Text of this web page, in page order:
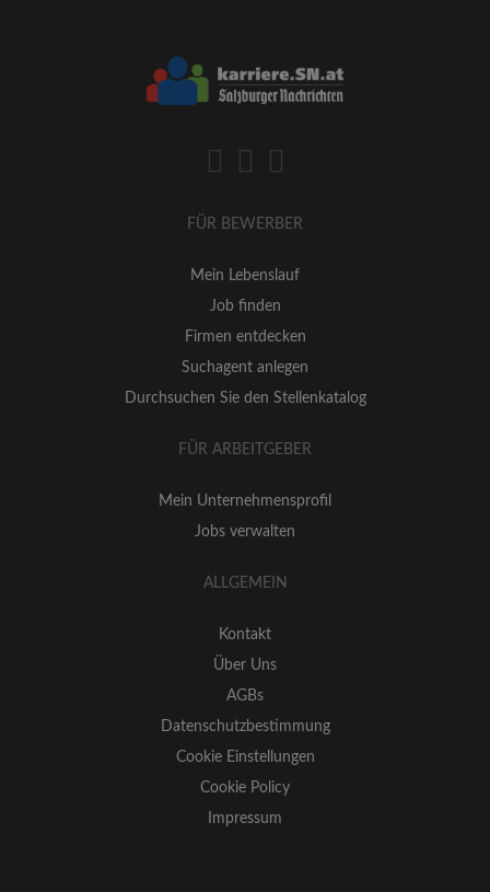
FÜR BEWERBER
Mein Lebenslauf
Job finden
Firmen entdecken
Suchagent anlegen
Durchsuchen Sie den Stellenkatalog
FÜR ARBEITGEBER
Mein Unternehmensprofil
Jobs verwalten
ALLGEMEIN
Kontakt
Über Uns
AGBs
Datenschutzbestimmung
Cookie Einstellungen
Cookie Policy
Impressum